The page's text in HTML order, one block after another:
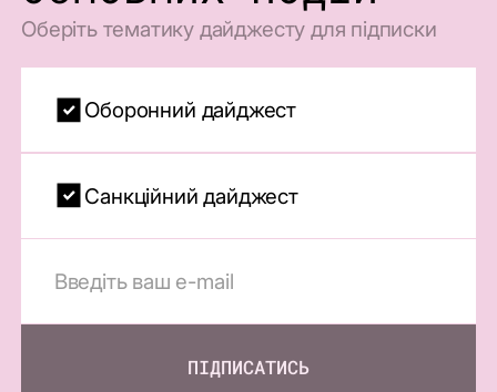
Оберіть тематику дайджесту для підписки
Оборонний дайджест
Санкційний дайджест
ПІДПИСАТИСЬ